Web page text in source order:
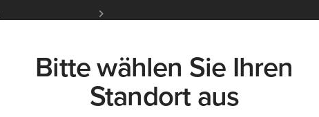
Kostenloser Standardversand ab 100 € &
für Ariat InsiderJetzt
NEU & FEATURED ARIAT LIFE OUTLET
Bitte wählen Sie Ihren
Standort aus